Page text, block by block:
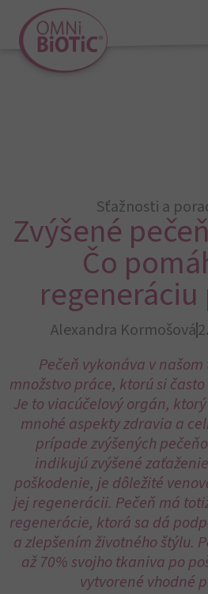
Sťažnosti a
Zvýšené
Čo
regeneráciu
Alexandra Kormošová
Pečeň vykonáva v
množstvo práce, ktorú si
Je to viacúčelový orgán,
mnohé aspekty zdravia a
prípade zvýšených
indikujú zvýšené
poškodenie, je dôležité
jej regenerácii. Pečeň má
regenerácie, ktorá sa dá
a zlepšením životného štýlu.
až 70% svojho tkaniva po
vytvorené vhodné